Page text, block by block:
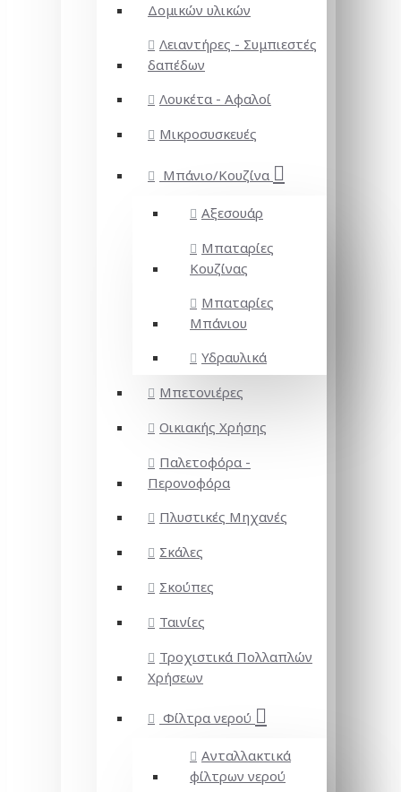
Δομικών υλικών
Λειαντήρες - Συμπιεστές
δαπέδων
Λουκέτα - Αφαλοί
Μικροσυσκευές
Μπάνιο/Κουζίνα
Αξεσουάρ
Μπαταρίες
Κουζίνας
Μπαταρίες
Μπάνιου
Υδραυλικά
Μπετονιέρες
Οικιακής Χρήσης
Παλετοφόρα -
Περονοφόρα
Πλυστικές Μηχανές
Σκάλες
Σκούπες
Ταινίες
Τροχιστικά Πολλαπλών
Χρήσεων
Φίλτρα νερού
Ανταλλακτικά
φίλτρων νερού